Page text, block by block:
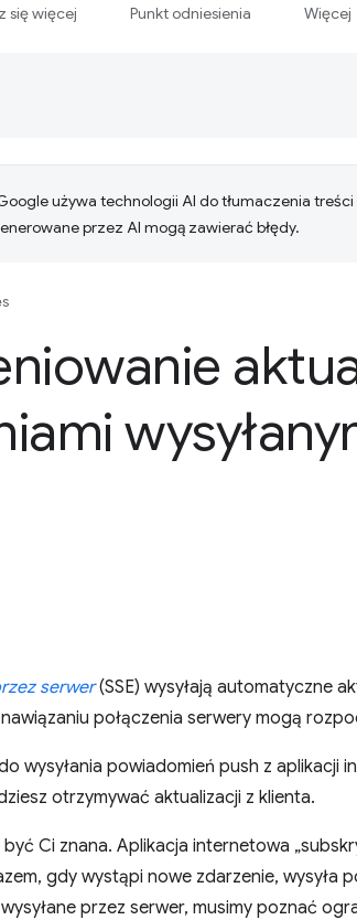
się więcej Punkt odniesienia Więcej
używa technologii AI do tłumaczenia
przez AI mogą zawierać błędy.
serwer(SSE) wysyłają automatyczne
nawiązaniu połączenia serwery mogą
wysyłania powiadomień push z aplikacji
otrzymywać aktualizacji z klienta.
być Ci znana. Aplikacja internetowa
gdy wystąpi nowe zdarzenie, wysyła
przez serwer, musimy poznać